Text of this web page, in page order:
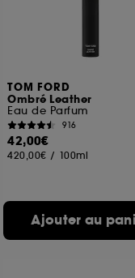
TOM FORD
Ombré Leather
Eau de Parfum
916
42,00€
420,00€ / 100ml
Ajouter au